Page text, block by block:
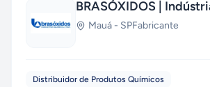
BRASÓXIDOS |
Mauá - SPFabricante
Distribuidor de Produtos Químicos